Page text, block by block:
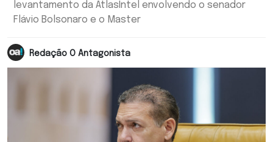
levantamento da AtlasIntel envolvendo o senador
Flávio Bolsonaro e o Master
Redação O Antagonista